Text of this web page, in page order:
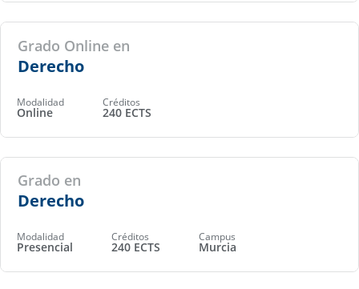
Grado Online en
Derecho
Modalidad
Online
Créditos
240 ECTS
Grado en
Derecho
Modalidad
Presencial
Créditos
240 ECTS
Campus
Murcia